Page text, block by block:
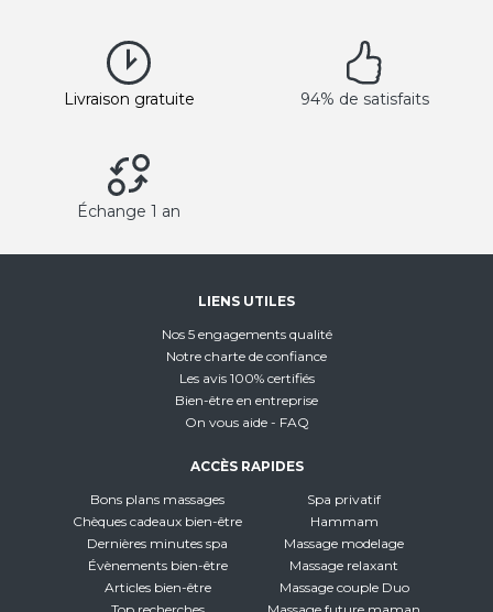
Livraison gratuite 94% de satisfaits
Échange 1 an
LIENS UTILES
Nos 5 engagements qualité
Notre charte de confiance
Les avis 100% certifiés
Bien-être en entreprise
On vous aide - FAQ
ACCÈS RAPIDES
Bons plans massages
Chèques cadeaux bien-être
Dernières minutes spa
Évènements bien-être
Articles bien-être
Spa privatif
Hammam
Massage modelage
Massage relaxant
Massage couple Duo